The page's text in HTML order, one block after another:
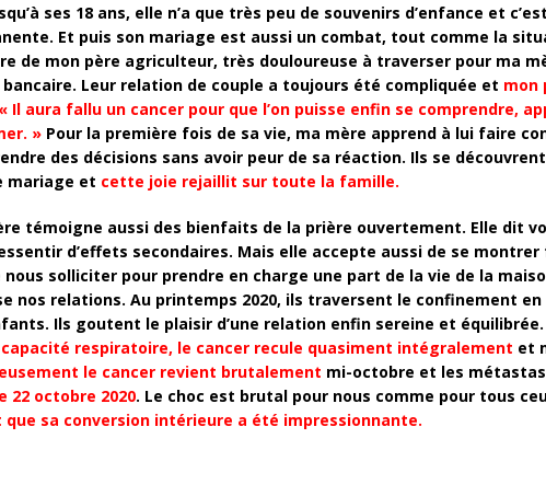
ses 18 ans, elle n’a que très peu de souvenirs d’enfance et
Et puis son mariage est aussi un combat, tout comme la
de mon père agriculteur, très douloureuse à traverser pour ma
Leur relation de couple a toujours été compliquée et mon
Il aura fallu un cancer pour que l’on puisse enfin se comprendre,
» Pour la première fois de sa vie, ma mère apprend à lui faire
des décisions sans avoir peur de sa réaction. Ils se
mariage et cette joie rejaillit sur toute la famille.
témoigne aussi des bienfaits de la prière ouvertement. Elle dit
d’effets secondaires. Mais elle accepte aussi de se montrer
solliciter pour prendre en charge une part de la vie de la
nos relations. Au printemps 2020, ils traversent le confinement
Ils goutent le plaisir d’une relation enfin sereine et équilibrée.
respiratoire, le cancer recule quasiment intégralement et
le cancer revient brutalement mi-octobre et les
22 octobre 2020. Le choc est brutal pour nous comme pour tous
sa conversion intérieure a été impressionnante.